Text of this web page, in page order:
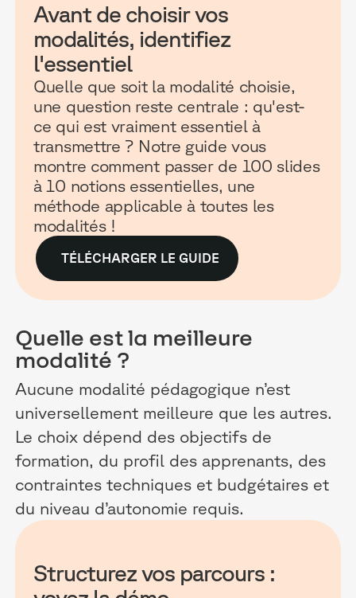
Avant de choisir vos
modalités, identifiez
l'essentiel
Quelle que soit la modalité choisie,
une question reste centrale : qu'est-
ce qui est vraiment essentiel à
transmettre ? Notre guide vous
montre comment passer de 100 slides
à 10 notions essentielles, une
méthode applicable à toutes les
modalités !
TÉLÉCHARGER LE GUIDE
Quelle est la meilleure
modalité ?
Aucune modalité pédagogique n’est
universellement meilleure que les autres.
Le choix dépend des objectifs de
formation, du profil des apprenants, des
contraintes techniques et budgétaires et
du niveau d’autonomie requis.
Structurez vos parcours :